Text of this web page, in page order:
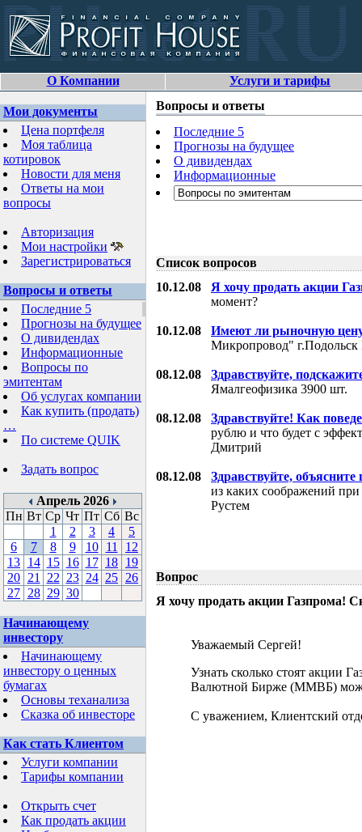
О Компании Услуги и тарифы
Мои документы
Цена портфеля
Моя таблица
котировок
Новости для меня
Ответы на мои
вопросы
Авторизация
Мои настройки
Зарегистрироваться
Вопросы и ответы
Последние 5
Прогнозы на будущее
О дивидендах
Информационные
Вопросы по
эмитентам
Об услугах компании
Как купить (продать)
…
По системе QUIK
Задать вопрос
Апрель 2026
Пн Вт Ср Чт Пт Сб Вс
1
2 3 4
5
6
7 8 9 10 11
12
13 14 15 16 17 18 19
20 21 22 23 24 25 26
27 28 29 30
Начинающему
инвестору
Начинающему
инвестору о ценных
бумагах
Основы теханализа
Сказка об инвесторе
Как стать Клиентом
Услуги компании
Тарифы компании
Открыть счет
Как продать акции
Вопросы и ответы
Последние 5
Прогнозы на будущее
О дивидендах
Информационные
Список вопросов
10.12.08 Я хочу продать акции
момент?
10.12.08
Имеют ли рыночную
Микропровод"
08.12.08
Здравствуйте,
Ямалгеофизика 3900 шт.
08.12.08
Здравствуйте! Как
рублю и что будет с
Дмитрий
08.12.08
Здравствуйте, объясните
из каких соображений
Рустем
Вопрос
Я хочу продать акции Газпрома!
Уважаемый Сергей!
Узнать сколько стоят акции
Валютной Бирже (ММВБ)
С уважением, Клиентский